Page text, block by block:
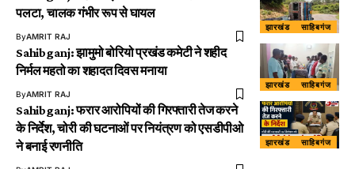
झारखंड साहिबगंज
पलटा, चालक गंभीर रूप से घायल
ByAMRIT RAJ
झारखंड साहिबगंज
Sahibganj: झामुमो बोरियो प्रखंड कमेटी ने शहीद
निर्मल महतो का शहादत दिवस मनाया
ByAMRIT RAJ
झारखंड साहिबगंज
Sahibganj: फरार आरोपियों की गिरफ्तारी तेज करने
के निर्देश, चोरी की घटनाओं पर नियंत्रण को एसडीपीओ
ने बनाई रणनीति